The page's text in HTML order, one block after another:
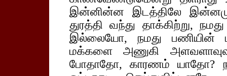
இன்னின்ன இடத்திலே
துரத்தி வந்து தாக்கிற்று,
இல்லையோ, நமது பணியின்
மக்களை அணுகி
போதாதோ, காரணம் யாதோ?